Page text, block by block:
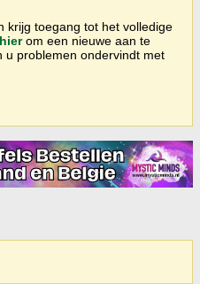
krijg toegang tot het volledige
hierom een nieuwe aan te
u problemen ondervindt met